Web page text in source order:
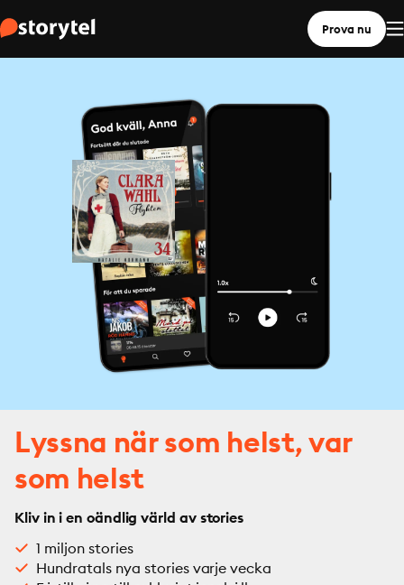
Prova nu
Lyssna när som helst, var
som helst
Kliv in i en oändlig värld av stories
1 miljon stories
Hundratals nya stories varje vecka